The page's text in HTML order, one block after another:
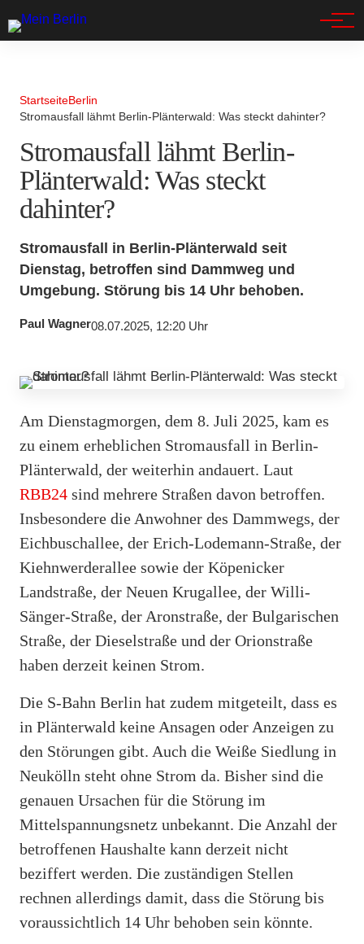
StartseiteBerlin
Stromausfall lähmt Berlin-Plänterwald: Was steckt dahinter?
Stromausfall lähmt Berlin-
Plänterwald: Was steckt
dahinter?
Stromausfall in Berlin-Plänterwald seit
Dienstag, betroffen sind Dammweg und
Umgebung. Störung bis 14 Uhr behoben.
Paul Wagner08.07.2025, 12:20 Uhr
Am Dienstagmorgen, dem 8. Juli 2025, kam es
zu einem erheblichen Stromausfall in Berlin-
Plänterwald, der weiterhin andauert. Laut
RBB24 sind mehrere Straßen davon betroffen.
Insbesondere die Anwohner des Dammwegs, der
Eichbuschallee, der Erich-Lodemann-Straße, der
Kiehnwerderallee sowie der Köpenicker
Landstraße, der Neuen Krugallee, der Willi-
Sänger-Straße, der Aronstraße, der Bulgarischen
Straße, der Dieselstraße und der Orionstraße
haben derzeit keinen Strom.
Die S-Bahn Berlin hat zudem mitgeteilt, dass es
in Plänterwald keine Ansagen oder Anzeigen zu
den Störungen gibt. Auch die Weiße Siedlung in
Neukölln steht ohne Strom da. Bisher sind die
genauen Ursachen für die Störung im
Mittelspannungsnetz unbekannt. Die Anzahl der
betroffenen Haushalte kann derzeit nicht
beziffert werden. Die zuständigen Stellen
rechnen allerdings damit, dass die Störung bis
voraussichtlich 14 Uhr behoben sein könnte.